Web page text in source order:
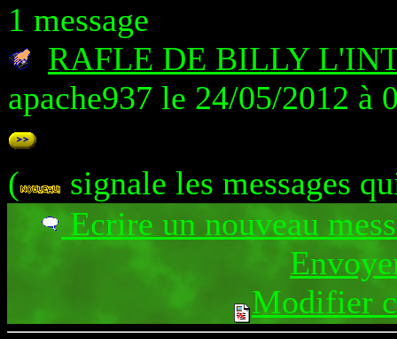
1 message
RAFLE DE BILLY
apache937 le 24/05/2012 à
(
signale les messages
Ecrire un nouveau
Modifier